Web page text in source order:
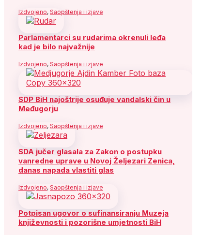
Izdvojeno, Saopštenja i izjave
Parlamentarci su rudarima okrenuli leđa
kad je bilo najvažnije
Izdvojeno, Saopštenja i izjave
SDP BiH najoštrije osuđuje vandalski čin u
Međugorju
Izdvojeno, Saopštenja i izjave
SDA jučer glasala za Zakon o postupku
vanredne uprave u Novoj Željezari Zenica,
danas napada vlastiti glas
Izdvojeno, Saopštenja i izjave
Potpisan ugovor o sufinansiranju Muzeja
književnosti i pozorišne umjetnosti BiH